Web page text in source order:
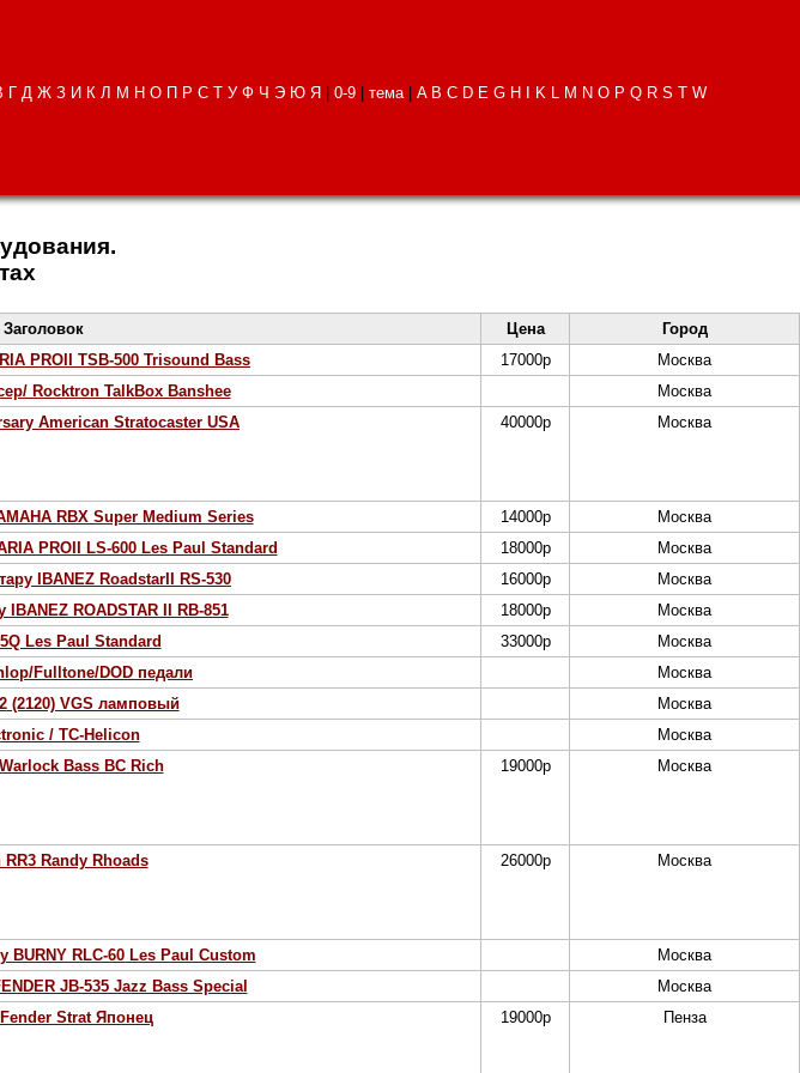
Г Д Ж З И К Л М Н О П Р С Т У Ф Ч Э Ю Я 0-9| тема| A B C D E G H K L M N O P Q R S T W
Заголовок Цена Город
PROII TSB-500 Trisound Bass 17000р Москва
Rocktron TalkBox Banshee Москва
American Stratocaster USA 40000р Москва
RBX Super Medium Series 14000р Москва
PROII LS-600 Les Paul Standard 18000р Москва
IBANEZ RoadstarII RS-530 16000р Москва
IBANEZ ROADSTAR II RB-851 18000р Москва
Les Paul Standard 33000р Москва
Fulltone/DOD педали Москва
(2120) VGS ламповый Москва
/ TC-Helicon Москва
Bass BC Rich 19000р Москва
Randy Rhoads 26000р Москва
BURNY RLC-60 Les Paul Custom Москва
JB-535 Jazz Bass Special
Москва
Strat Японец
19000р Пенза